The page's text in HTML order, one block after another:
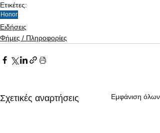
Ετικέτες:
Honor
Ειδήσεις
Φήμες / Πληροφορίες
Σχετικές αναρτήσεις Εμφάνιση όλων